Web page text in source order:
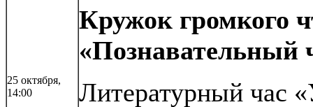
25 октября,
14:00
Кружок громкого
«Познавательный
Литературный час